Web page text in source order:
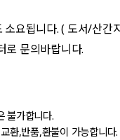
요됩니다. ( 도서/산간
로 문의바랍니다.
불가합니다.
환,반품,환불이 가능합니다.